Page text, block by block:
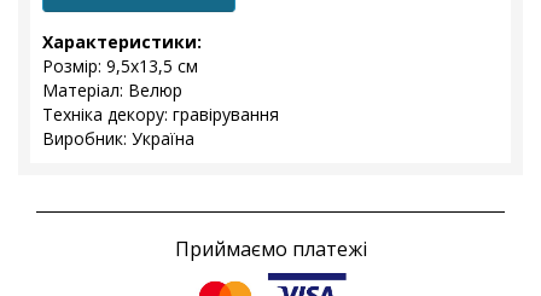
Характеристики:
Розмір: 9,5x13,5 см
Матеріал: Велюр
Техніка декору: гравірування
Виробник: Україна
Приймаємо платежі